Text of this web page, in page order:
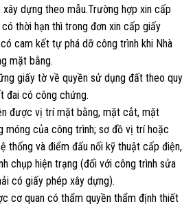
dựng theo mẫu.Trường hợp xin cấp
thời hạn thì trong đơn xin cấp giấy
cam kết tự phá dỡ công trình khi Nhà
mặt bằng.
giấy tờ về quyền sử dụng đất theo quy
đai có công chứng.
được vị trí mặt bằng, mặt cắt, mặt
móng của công trình; sơ đồ vị trí hoặc
thống và điểm đấu nối kỹ thuật cấp điện,
chụp hiện trạng (đối với công trình sửa
có giấy phép xây dựng).
cơ quan có thẩm quyền thẩm định thiết